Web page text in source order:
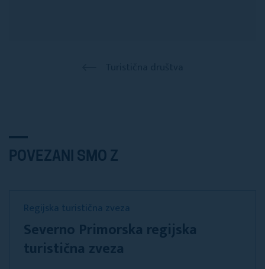
POVEZANI SMO Z
Regijska turistična zveza
Severno Primorska regijska
turistična zveza